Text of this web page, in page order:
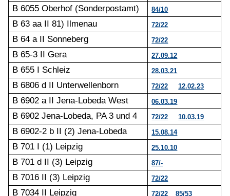
B 6055 Oberhof (Sonderpostamt) 84/10
B 63 aa II 81) Ilmenau 72/22
B 64 a II Sonneberg 72/22
B 65-3 II Gera 27.09.12
B 655 I Schleiz 28.03.21
B 6806 d II Unterwellenborn 72/22 12.02.23
B 6902 a II Jena-Lobeda West 06.03.19
B 6902 Jena-Lobeda, PA 3 und 4 72/22 10.03.19
B 6902-2 b II (2) Jena-Lobeda 15.08.14
B 701 I (1) Leipzig 25.10.10
B 701 d II (3) Leipzig 87/-
B 7016 II (3) Leipzig 72/22
B 7034 II Leipzig 72/22 85/53